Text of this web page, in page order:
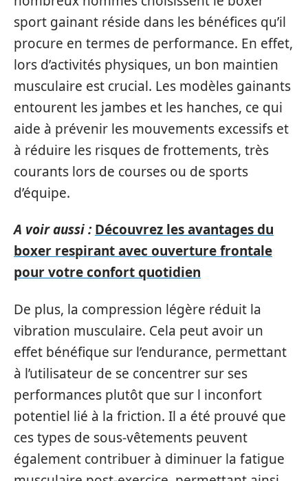
sport gainant réside dans les bénéfices qu’il
procure en termes de performance. En effet,
lors d’activités physiques, un bon maintien
musculaire est crucial. Les modèles gainants
entourent les jambes et les hanches, ce qui
aide à prévenir les mouvements excessifs et
à réduire les risques de frottements, très
courants lors de courses ou de sports
d’équipe.
A voir aussi : Découvrez les avantages du
boxer respirant avec ouverture frontale
pour votre confort quotidien
De plus, la compression légère réduit la
vibration musculaire. Cela peut avoir un
effet bénéfique sur l’endurance, permettant
à l’utilisateur de se concentrer sur ses
performances plutôt que sur l inconfort
potentiel lié à la friction. Il a été prouvé que
ces types de sous-vêtements peuvent
également contribuer à diminuer la fatigue